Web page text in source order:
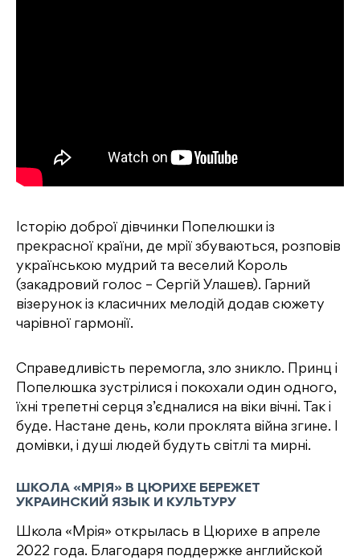
Історію доброї дівчинки Попелюшки із
прекрасної країни, де мрії збуваються, розповів
українською мудрий та веселий Король
(закадровий голос – Сергій Улашев). Гарний
візерунок із класичних мелодій додав сюжету
чарівної гармонії.
Справедливість перемогла, зло зникло. Принц і
Попелюшка зустрілися і покохали один одного,
їхні трепетні серця з’єдналися на віки вічні. Так і
буде. Настане день, коли проклята війна згине. І
домiвки, і душі людей будуть світлі та мирні.
ШКОЛА «МРІЯ» В ЦЮРИХЕ БЕРЕЖЕТ
УКРАИНСКИЙ ЯЗЫК И КУЛЬТУРУ
Школа «Мрія» открылась в Цюрихе в апреле
2022 года. Благодаря поддержке английской